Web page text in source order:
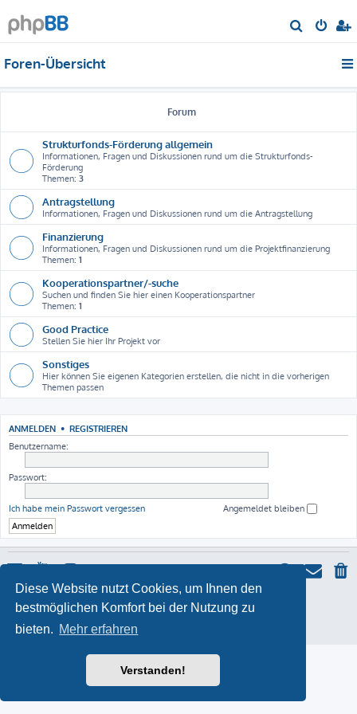
Diese Website nutzt Cookies, um Ihnen den
bestmöglichen Komfort bei der Nutzung zu
bieten. Mehr erfahren
Verstanden!
u
Foren-Übersicht
Forum
Strukturfonds-Förderung allgemein
Informationen, Fragen und Diskussionen rund um die Strukturfonds-
Förderung
Themen: 3
Antragstellung
Informationen, Fragen und Diskussionen rund um die Antragstellung
Finanzierung
Informationen, Fragen und Diskussionen rund um die Projektfinanzierung
Themen: 1
Kooperationspartner/-suche
Suchen und finden Sie hier einen Kooperationspartner
Themen: 1
Good Practice
Stellen Sie hier Ihr Projekt vor
Sonstiges
Hier können Sie eigenen Kategorien erstellen, die nicht in die vorherigen
Themen passen
ANMELDEN • REGISTRIEREN
Benutzername:
Passwort:
Ich habe mein Passwort vergessen Angemeldet bleiben
Powered byphpBB ® Forum Software © phpBB Limited
Datenschutz